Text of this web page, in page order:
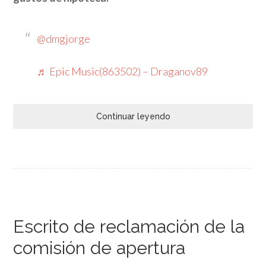
@dmgjorge
♬ Epic Music(863502) – Draganov89
Continuar leyendo
Escrito de reclamación de la
comisión de apertura